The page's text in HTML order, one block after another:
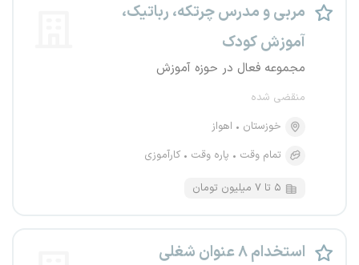
مربی و مدرس چرتکه، رباتیک،
آموزش کودک
مجموعه فعال در حوزه آموزش
منقضی شده
خوزستان
اهواز
تمام وقت
پاره وقت کارآموزی
۵ تا ۷ میلیون تومان
استخدام ۸ عنوان شغلی